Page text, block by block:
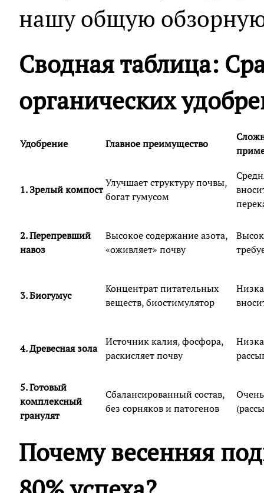
нашу общую
Сводная таблица:
органических
Удобрение Главное преимущество
1. Зрелый компост
Улучшает структуру почвы,
богат гумусом
2. Перепревший
навоз
Высокое содержание азота,
«оживляет» почву
3. Биогумус
Концентрат питательных
веществ, биостимулятор
4. Древесная зола
Источник калия, фосфора,
раскисляет почву
5. Готовый
комплексный
гранулят
Сбалансированный состав,
без сорняков и патогенов
Почему весенняя